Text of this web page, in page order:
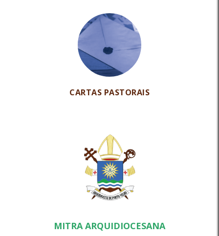
CARTAS PASTORAIS
MITRA ARQUIDIOCESANA